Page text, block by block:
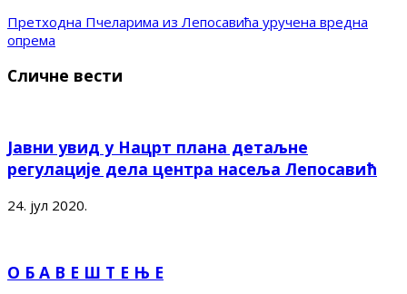
Претходна Пчеларима из Лепосавића уручена вредна
опрема
Сличне вести
Јавни увид у Нацрт плана детаљне
регулације дела центра насеља Лепосавић
24. јул 2020.
О Б А В Е Ш Т Е Њ Е